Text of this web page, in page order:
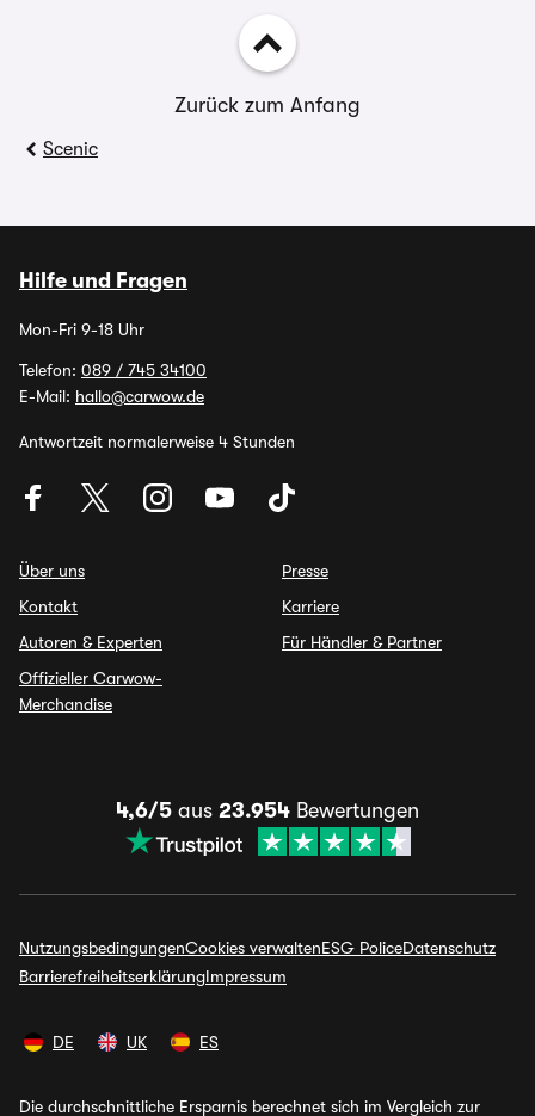
Zurück zum Anfang
Scenic
Hilfe und Fragen
Mon-Fri 9-18 Uhr
Telefon: 089 / 745 34100
E-Mail: hallo@carwow.de
Antwortzeit normalerweise 4 Stunden
Über uns
Kontakt
Autoren & Experten
Offizieller Carwow-
Merchandise
Presse
Karriere
Für Händler & Partner
4,6/5 aus 23.954 Bewertungen
NutzungsbedingungenCookies verwaltenESG PoliceDatenschutz
BarrierefreiheitserklärungImpressum
DE UK ES
Die durchschnittliche Ersparnis berechnet sich im Vergleich zur